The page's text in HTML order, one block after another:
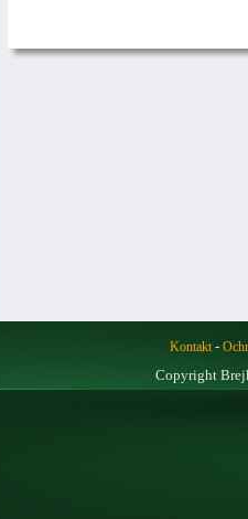
Kontakt-
Copyright